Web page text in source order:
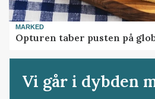
MARKED
Opturen taber pusten på
Vi går i dybden